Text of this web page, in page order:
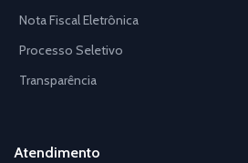
Nota Fiscal Eletrônica
Processo Seletivo
Transparência
Atendimento